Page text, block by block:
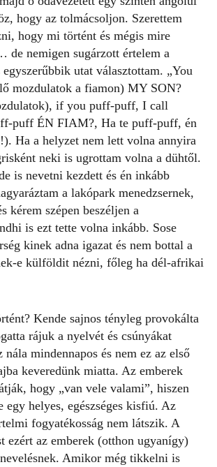
hogy az tolmácsoljon. Szerettem
hogy mi történt és mégis mire
de nemigen sugárzott értelem a
utat választottam. „You
mozdulatok a fiamon) MY SON?
if you puff-puff, I call
puff ÉN FIAM?, Ha te puff-puff, én
Ha a helyzet nem lett volna annyira
neki is ugrottam volna a dühtől.
is nevetni kezdett és én inkább
a lakópark menedzsernek,
kérem szépen beszéljen a
is ezt tette volna inkább. Sose
kinek adna igazat és nem bottal a
e külföldit nézni, főleg ha dél-afrikai
Kende sajnos tényleg provokálta
rájuk a nyelvét és csúnyákat
nála mindennapos és nem ez az első
keveredünk miatta. Az emberek
hogy „van vele valami”, hiszen
egy helyes, egészséges kisfiú. Az
fogyatékosság nem látszik. A
ezért az emberek (otthon ugyanígy)
Amikor még tikkelni is